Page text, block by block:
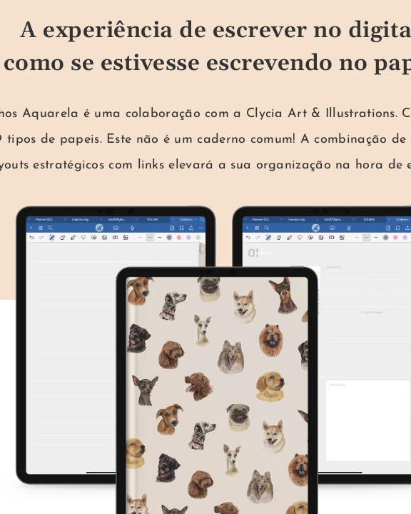
A experiência de escrever no
como se estivesse escrevendo no
Aquarela é uma colaboração com a Clycia Art & Illustrations.
de papeis. Este não é um caderno comum! A combinação de
estratégicos com links elevará a sua organização na hora de